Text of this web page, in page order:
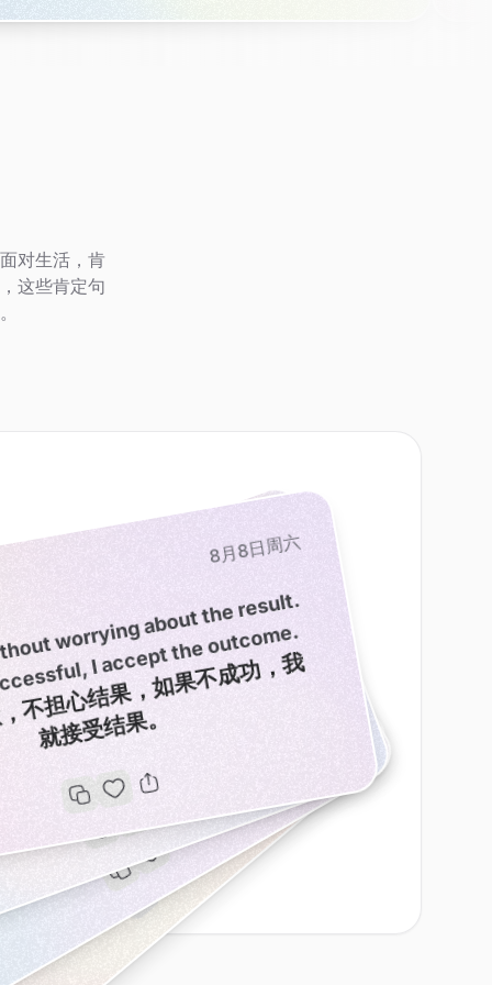
对生活，肯
这些肯定句
8月8日周六
h
.
就越能从他人那里收获爱。
8月8日周六
8月8日周六
i
i
I
I
8月8日周六
do it,
about the result.
I accept the outco
去
做
。